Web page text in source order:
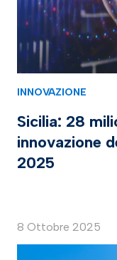
INNOVAZIONE
Sicilia: 28
innovazione
2025
8 Ottobre 2025